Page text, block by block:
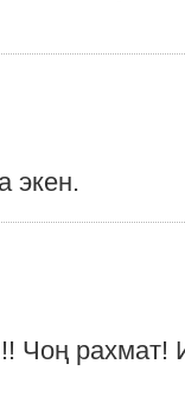
экен.
Чоң рахмат!